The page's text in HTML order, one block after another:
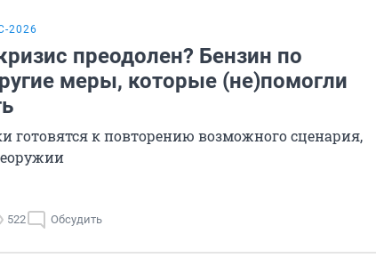
2026
преодолен? Бензин по
меры, которые (не)помогли
готовятся к повторению возможного сценария,
522 Обсудить